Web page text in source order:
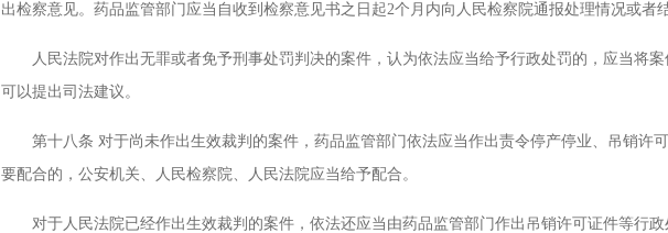
出检察意见。药品监管部门应当自收到检察意见书之日起2个月内向人民检察院通报处理情况或者结
人民法院对作出无罪或者免予刑事处罚判决的案件，认为依法应当给予行政处罚的，应当将案
可以提出司法建议。
第十八条 对于尚未作出生效裁判的案件，药品监管部门依法应当作出责令停产停业、吊销许
要配合的，公安机关、人民检察院、人民法院应当给予配合。
对于人民法院已经作出生效裁判的案件，依法还应当由药品监管部门作出吊销许可证件等行政